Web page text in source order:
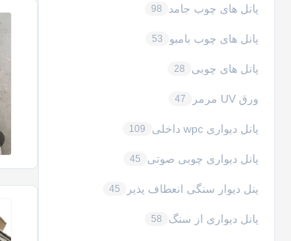
پانل های چوب جامد 98
پانل های چوب بامبو 53
پانل های چوبی 28
ورق UV مرمر 47
پانل دیواری wpc داخلی 109
پانل دیواری چوبی صوتی 45
پنل دیوار سنگی انعطاف پذیر 45
پانل دیواری از سنگ 58